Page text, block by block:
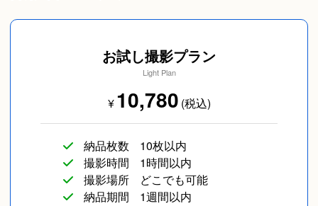
お試し撮影プラン
Light Plan
¥10,780 (税込)
納品枚数
10枚以内
撮影時間
1時間以内
撮影場所
どこでも可能
納品期間
1週間以内